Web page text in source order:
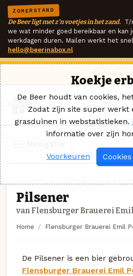
ZOMERSTAND
De Beer ligt met z'n voetjes in het zand. T/
we wat minder goed bereikbaar en kan
werkdagen duren. Mailen werkt het
hello@beerinabox.nl
Pilsener
van Flensburger Brauerei
Home Flensburger Brauerei Emil
De Pilsener is een bier
Flensburger Brauerei Emil
Koekje
De Beer houdt van cookies,
Zodat zijn site super werkt
grasduinen in webstatistieken.
informatie over zijn
Voorkeuren